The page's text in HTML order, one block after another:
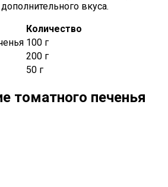
вкуса.
Количество
100 г
200 г
50 г
томатного печенья